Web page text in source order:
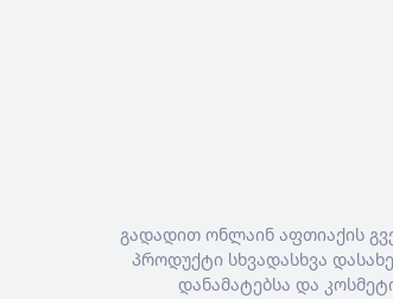
გადადით ონლაინ აფთიაქის
პროდუქტი სხვადასხვა
დანამატებსა და